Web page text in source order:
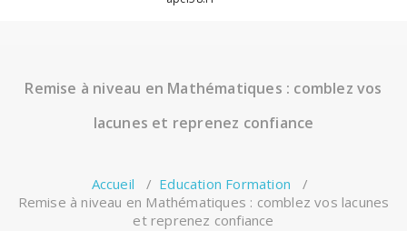
Remise à niveau en Mathématiques : comblez vos
lacunes et reprenez confiance
Accueil / Education Formation /
Remise à niveau en Mathématiques : comblez vos lacunes
et reprenez confiance